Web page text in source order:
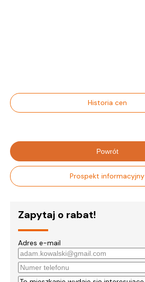
Historia cen
Powrót
Prospekt informacyjny
Zapytaj o rabat!
Adres e-mail